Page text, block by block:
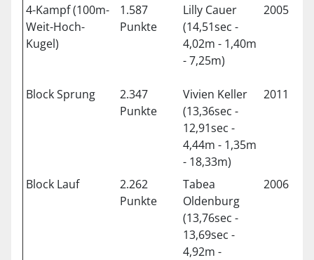
4-Kampf (100m-
Weit-Hoch-
Kugel)
1.587
Punkte
Lilly Cauer
(14,51sec -
4,02m - 1,40m
- 7,25m)
2005
Block Sprung
2.347
Punkte
Vivien Keller
(13,36sec -
12,91sec -
4,44m - 1,35m
- 18,33m)
2011
Block Lauf
2.262
Punkte
Tabea
Oldenburg
(13,76sec -
13,69sec -
4,92m -
2006